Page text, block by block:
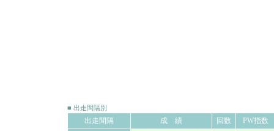
■ 出走間隔別
出走間隔 成 績 回数
PW指数